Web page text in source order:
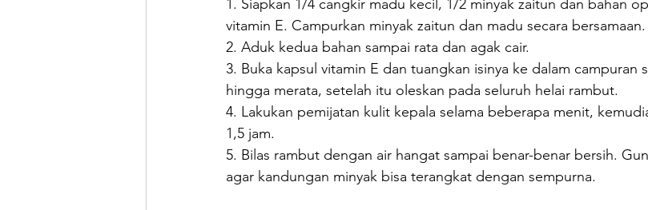
1. Siapkan 1/4 cangkir madu kecil, 1/2 minyak zaitun dan bahan
vitamin E. Campurkan minyak zaitun dan madu secara bersamaan.
2. Aduk kedua bahan sampai rata dan agak cair.
3. Buka kapsul vitamin E dan tuangkan isinya ke dalam campuran
hingga merata, setelah itu oleskan pada seluruh helai rambut.
4. Lakukan pemijatan kulit kepala selama beberapa menit,
1,5 jam.
5. Bilas rambut dengan air hangat sampai benar-benar bersih.
agar kandungan minyak bisa terangkat dengan sempurna.